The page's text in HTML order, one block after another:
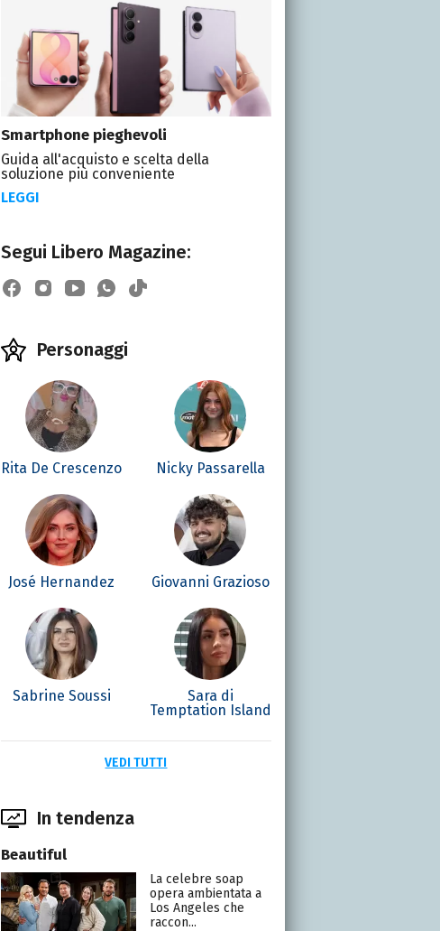
Smartphone pieghevoli
Guida all'acquisto e scelta della
soluzione più conveniente
LEGGI
Segui Libero Magazine:
Personaggi
Rita De Crescenzo Nicky Passarella
José Hernandez Giovanni Grazioso
Sabrine Soussi
Sara di
Temptation Island
VEDI TUTTI
In tendenza
Beautiful
La celebre soap
opera ambientata a
Los Angeles che
raccon...